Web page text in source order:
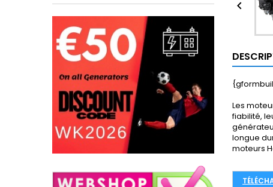

Les
fiabilité,
longue
moteurs